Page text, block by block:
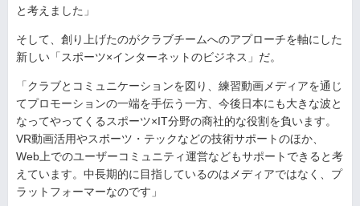
と考えました」
そして、創り上げたのがクラブチームへのアプローチを軸にした
新しい「スポーツ×インターネットのビジネス」だ。
「クラブとコミュニケーションを図り、練習動画メディアを通じ
てプロモーションの一端を手伝う一方、今後日本にも大きな波と
なってやってくるスポーツ×IT分野の商社的な役割を負います。
VR動画活用やスポーツ・テックなどの技術サポートのほか、
Web上でのユーザーコミュニティ運営などもサポートできると考
えています。中長期的に目指しているのはメディアではなく、プ
ラットフォーマーなのです」